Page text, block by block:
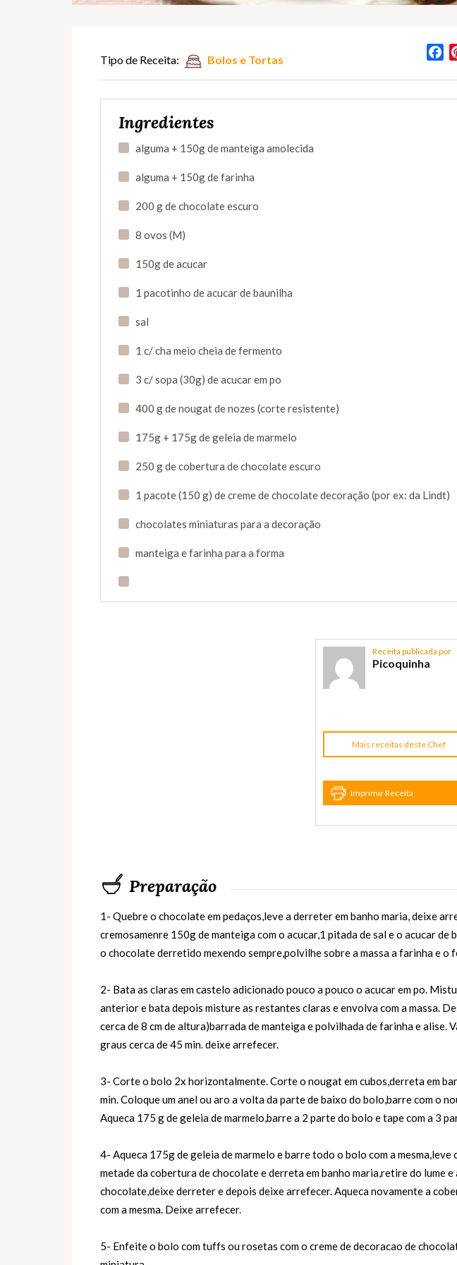
Tipo de Receita: Bolos e Tortas
Ingredientes
alguma + 150g de manteiga amolecida
alguma + 150g de farinha
200 g de chocolate escuro
8 ovos (M)
150g de acucar
1 pacotinho de acucar de baunilha
sal
1 c/ cha meio cheia de fermento
3 c/ sopa (30g) de acucar em po
400 g de nougat de nozes (corte resistente)
175g + 175g de geleia de marmelo
250 g de cobertura de chocolate escuro
1 pacote (150 g) de creme de chocolate decoração (por ex: da Lindt)
chocolates miniaturas para a decoração
manteiga e farinha para a forma
Receita publicada por
Picoquinha
Mais receitas deste Chef
Imprimir Receita
Preparação
1- Quebre o chocolate em pedaços,leve a derreter em banho maria, deixe
cremosamenre 150g de manteiga com o acucar,1 pitada de sal e o acucar de
o chocolate derretido mexendo sempre,polvilhe sobre a massa a farinha e o
2- Bata as claras em castelo adicionado pouco a pouco o acucar em po.
anterior e bata depois misture as restantes claras e envolva com a massa.
cerca de 8 cm de altura)barrada de manteiga e polvilhada de farinha e alise.
graus cerca de 45 min. deixe arrefecer.
3- Corte o bolo 2x horizontalmente. Corte o nougat em cubos,derreta em
min. Coloque um anel ou aro a volta da parte de baixo do bolo,barre com o
Aqueca 175 g de geleia de marmelo,barre a 2 parte do bolo e tape com a 3
4- Aqueca 175g de geleia de marmelo e barre todo o bolo com a
metade da cobertura de chocolate e derreta em banho maria,retire do lume
chocolate,deixe derreter e depois deixe arrefecer. Aqueca novamente a
com a mesma. Deixe arrefecer.
5- Enfeite o bolo com tuffs ou rosetas com o creme de decoracao de